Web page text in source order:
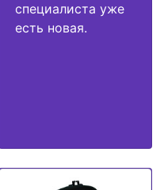
специалиста уже
есть новая.